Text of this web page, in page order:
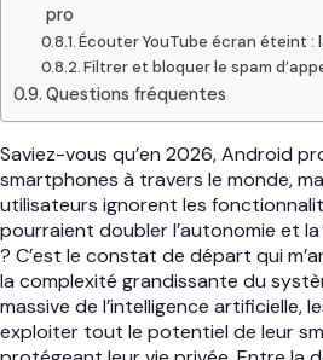
pro
Écouter YouTube écran éteint
Filtrer et bloquer le spam
Questions fréquentes
Saviez-vous qu’en 2026, Android
smartphones à travers le monde,
utilisateurs ignorent les
pourraient doubler l’autonomie et
? C’est le constat de départ qui
la complexité grandissante du
massive de l’intelligence artificielle,
exploiter tout le potentiel de leur